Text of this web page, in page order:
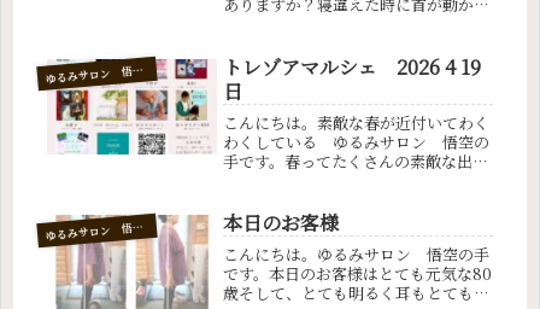
のツボこのツボは首から肩のこわばり
に効くツボです。楽枕（らくちん）
の...
ゆ
るみサロン 悟空の手
トレゾアマルシェ 2026 4 19
日
こんにちは。素敵な春が近付いてわく
わくしている ゆるみサロン 悟空の
手です。春ってたくさんの素敵な出会
しめるかを楽しみながら考えていま
す。皆様も楽しく過ごしていますか？
楽し...
ゆ
るみサロン 悟空の手 本日のお客様
こんにちは。ゆるみサロン 悟空の手
です。本日のお客様はとても元気な80
歳そして、とても明るく耳もとても良